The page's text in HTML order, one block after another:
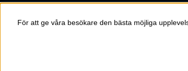
För att ge våra besökare den bästa möjliga